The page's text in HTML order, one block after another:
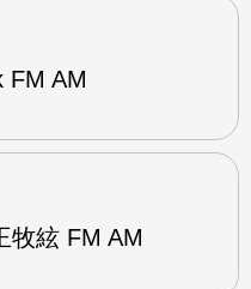
FM AM
牧絃 FM AM